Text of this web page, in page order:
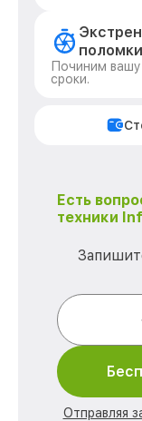
поломки
Починим
сроки.
Есть
техники
Отправляя